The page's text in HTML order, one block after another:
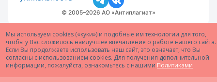
Мы используем cookies («куки») и подобные им технологии для того,
чтобы у Вас сложилось наилучшее впечатление о работе нашего сайта.
Если Вы продолжаете использовать наш сайт, это означает, что Вы
согласны с использованием cookies. Для получения дополнительной
информации, пожалуйста, ознакомьтесь с нашими Политиками
© 2005–2026 АО «Антиплагиат»